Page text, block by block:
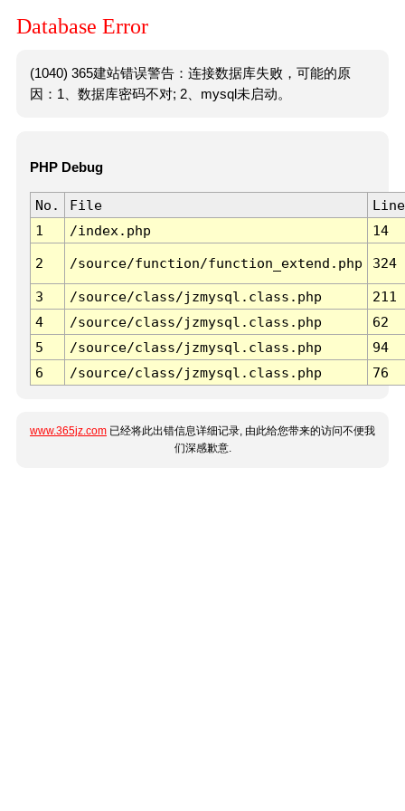
Database Error
(1040) 365建站错误警告：连接数据库失败，可能的原
因：1、数据库密码不对; 2、mysql未启动。
PHP Debug
No. File
Line
1
/index.php 14
2 /source/function/function_extend.php 324
3 /source/class/jzmysql.class.php
211
4
/source/class/jzmysql.class.php
62
5
/source/class/jzmysql.class.php
94
6
/source/class/jzmysql.class.php 76
www.365jz.com 已经将此出错信息详细记录, 由此给您带来的访问不便我
们深感歉意.